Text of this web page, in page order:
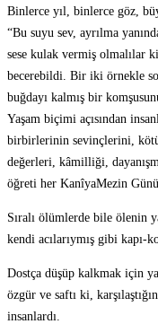
Binlerce yıl, binlerce göz,
“Bu suyu sev, ayrılma
sese kulak vermiş olmalılar
becerebildi. Bir iki örnekle
buğdayı kalmış bir
Yaşam biçimi açısından
birbirlerinin sevinçlerini, kötü
değerleri, kâmilliği,
öğreti her KanîyaMezin
Sıralı ölümlerde bile ölenin
kendi acılarıymış gibi kapı-
Dostça düşüp kalkmak için
özgür ve saftı ki,
insanlardı.